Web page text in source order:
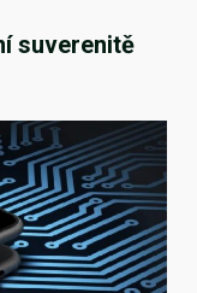
suverenitě